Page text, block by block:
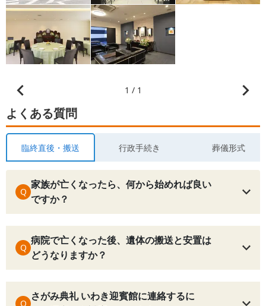
1 / 1
よくある質問
臨終直後・搬送 行政手続き 葬儀形式
Q
家族が亡くなったら、何から始めれば良い
ですか？
Q
病院で亡くなった後、遺体の搬送と安置は
どうなりますか？
Q
さがみ典礼 いわき迎賓館に連絡するに